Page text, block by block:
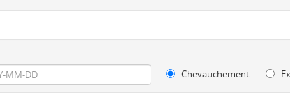
Chevauchement